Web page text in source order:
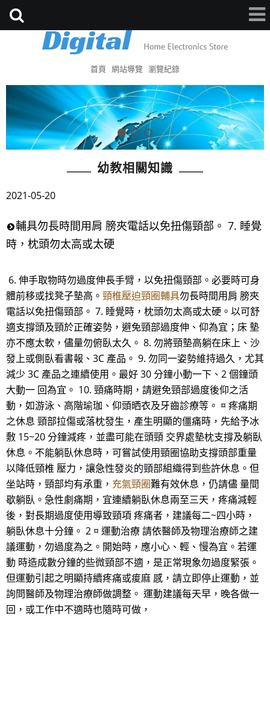
首頁 網站導覽 瀏覽紀錄
幼教相關知識
2021-05-20
輔具勿長時間用肩 膀夾電話以免扭傷頸部。 7. 睡覺
時，枕頭勿太高或太硬
6. 伸手取物時勿過度伸長手臂，以免扭傷頸部。必要時可身
體前移或找凳子墊高。 頸椎壓迫頸圈輔具勿長時間用肩 膀夾
電話以免扭傷頸部。 7. 睡覺時，枕頭勿太高或太硬。以可舒
適支撐頭及頸於正確姿勢，避免頸部過度伸、仰為宜；床 墊
亦不應太軟，儘量勿俯臥太久。 8. 勿將頸墊高躺在床上、沙
發上或側臥看書報、3C 產品。 9. 勿同一姿勢維持過久，尤其
減少 3C 產品之連續使用。最好 30 分鐘小動一下、2 個鐘頭
大動一 回為宜。 10. 頸痛時期，請避免頸部過度後仰之活
動，如游泳、高階瑜珈、仰頭晒衣及牙齒診療等。 ¤ 疼痛期
之休息 頸部拉傷或落枕發生，產生明顯的僵痛時，先給予冰
敷 15~20 分鐘減疼，並盡可能在頭頸 交界處墊枕支撐及躺臥
休息。不能躺臥休息時，可嘗試使用頸圈協助支撐頭部重量
以降低頸椎 壓力，讓急性發炎的頸部組織得到些許休息。但
坐站時，頸部均有承重， 充氣頸圈難有效休息，仍請儘 量間
歇躺臥。急性劇痛期，宜連續躺臥休息兩至三天，疼痛減輕
後，對長期過度使用導致頸項 疼痛者，建議每二~四小時，
躺臥休息十分鐘。 2 ¤ 運動治療 請依醫師及物理治療師之建
議運動，勿過度為之。開始時，應小心、輕、慢為宜。若運
動 時造成數分鐘的些微頸部不適，是正常現象勿過度緊張。
但運動引起之明顯持續疼痛或痠麻 感，請立即停止運動，並
詢問醫師及物理治療師做調整。 運動建議每天早，晚各做一
回，或工作中不適時也隨時可做，